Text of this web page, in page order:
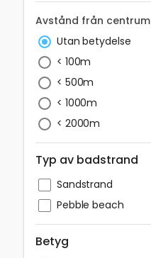
Avstånd från centrum
Utan betydelse
< 100m
< 500m
< 1000m
< 2000m
Typ av badstrand
Sandstrand
Pebble beach
Betyg